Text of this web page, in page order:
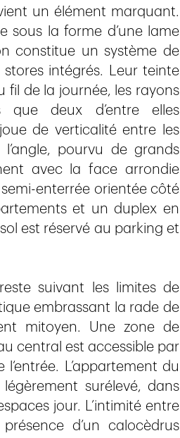
un élément marquant.
sous la forme d’une lame
constitue un système de
intégrés. Leur teinte
fil de la journée, les rayons
deux d’entre elles
de verticalité entre les
pourvu de grands
avec la face arrondie
enterrée orientée côté
et un duplex en
est réservé au parking et
suivant les limites de
embrassant la rade de
mitoyen. Une zone de
central est accessible par
L’appartement du
surélevé, dans
jour. L’intimité entre
d’un calocèdrus